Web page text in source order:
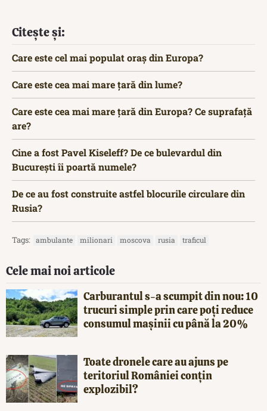
Citește și:
Care este cel mai populat oraș din Europa?
Care este cea mai mare țară din lume?
Care este cea mai mare țară din Europa? Ce suprafață
are?
Cine a fost Pavel Kiseleff? De ce bulevardul din
București îi poartă numele?
De ce au fost construite astfel blocurile circulare din
Rusia?
Tags: ambulante milionari moscova rusia traficul
Cele mai noi articole
Carburantul s-a scumpit din nou: 10
trucuri simple prin care poți reduce
consumul mașinii cu până la 20%
Toate dronele care au ajuns pe
teritoriul României conțin
explozibil?